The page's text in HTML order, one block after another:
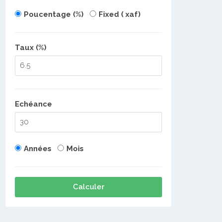
Poucentage (%) Fixed ( xaf)
Taux (%)
Echéance
Années Mois
Calculer